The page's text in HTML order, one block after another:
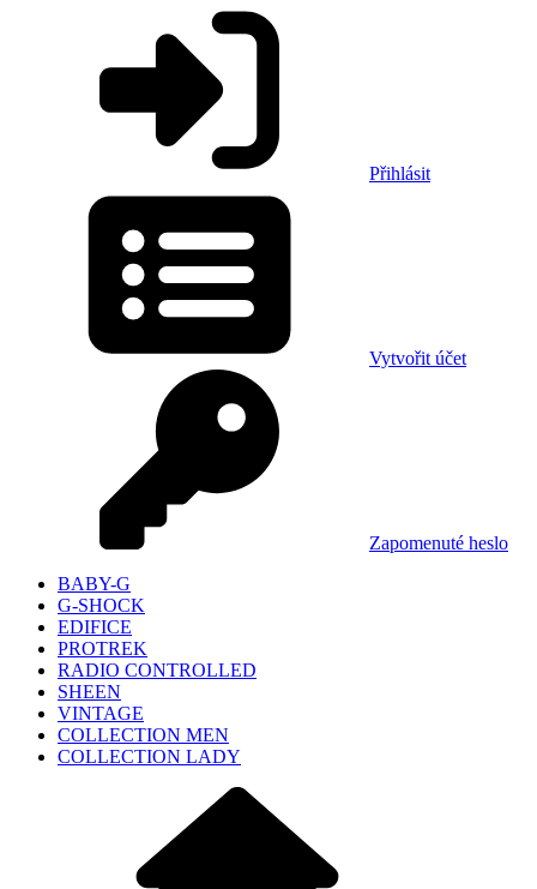
Přihlásit
Vytvořit účet
Zapomenuté heslo
BABY-G
G-SHOCK
EDIFICE
PROTREK
RADIO CONTROLLED
SHEEN
VINTAGE
COLLECTION MEN
COLLECTION LADY